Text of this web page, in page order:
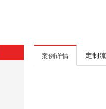
案例详情 定制